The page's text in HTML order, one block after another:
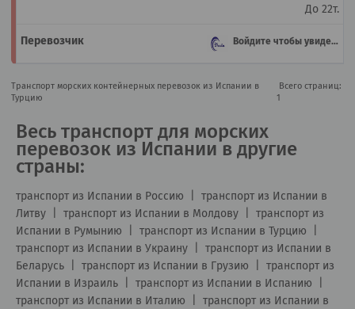
До 22т.
Войдите чтобы увидеть
Транспорт морских контейнерных перевозок из Испании в
Турцию
Всего страниц:
1
Весь транспорт для морских
перевозок из Испании в другие
страны:
транспорт из Испании в Россию
транспорт из Испании в
Литву
транспорт из Испании в Молдову
транспорт из
Испании в Румынию
транспорт из Испании в Турцию
транспорт из Испании в Украину
транспорт из Испании в
Беларусь
транспорт из Испании в Грузию
транспорт из
Испании в Израиль
транспорт из Испании в Испанию
транспорт из Испании в Италию
транспорт из Испании в